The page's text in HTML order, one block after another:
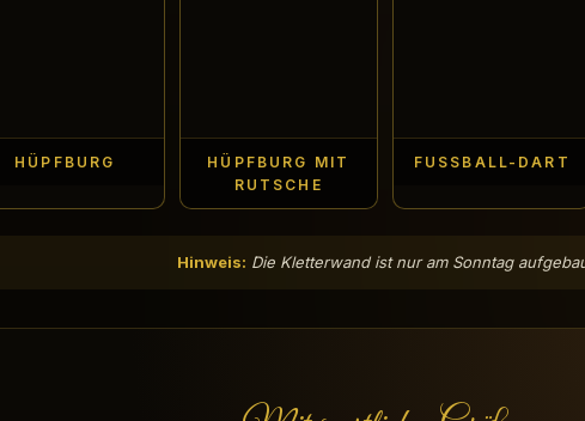
HÜPFBURG
HÜPFBURG MIT
RUTSCHE
FUSSBALL-DART
Hinweis: Die Kletterwand ist nur am Sonntag